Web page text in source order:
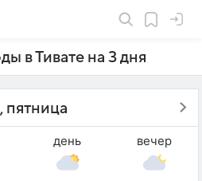
в Тивате на 3 дня
пятница
день вечер